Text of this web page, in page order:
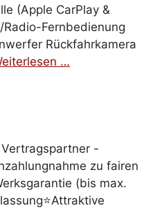
(Apple CarPlay &
Fernbedienung
Rückfahrkamera
…
Vertragspartner -
zu fairen
(bis max.